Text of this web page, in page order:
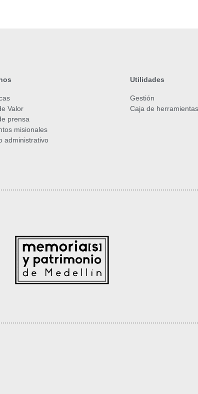
Valor
prensa
misionales
administrativo
Utilidades
Gestión
Caja de herramientas